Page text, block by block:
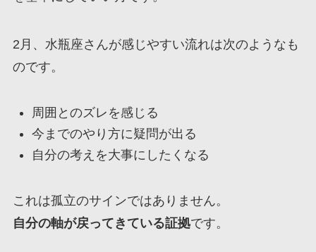
2月、水瓶座さんが感じやすい流れは次のようなも
のです。
周囲とのズレを感じる
今までのやり方に疑問が出る
自分の考えを大事にしたくなる
これは孤立のサインではありません。
自分の軸が戻ってきている証拠です。